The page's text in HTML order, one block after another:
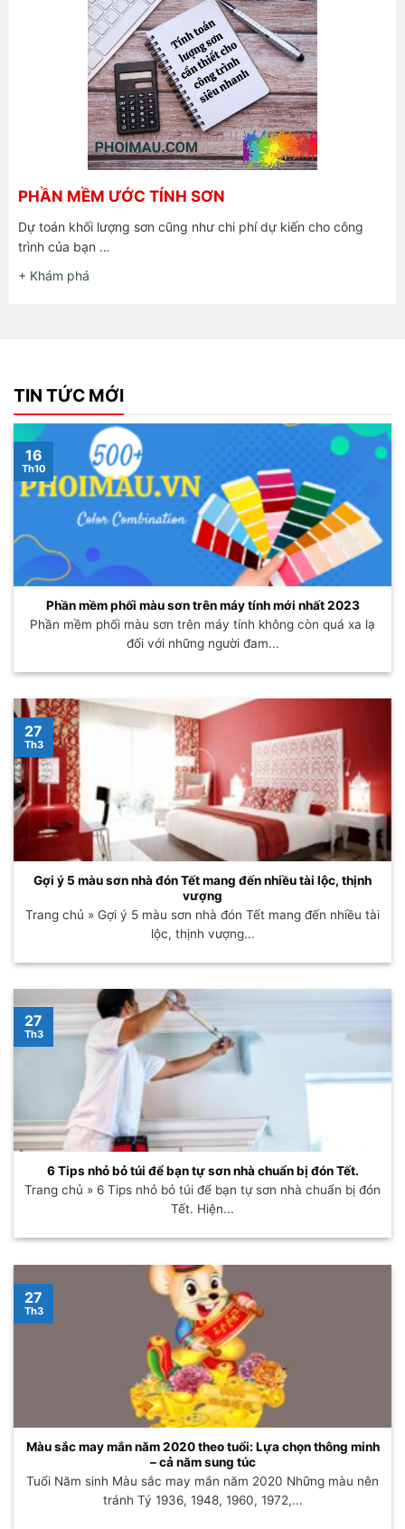
PHẦN MỀM ƯỚC TÍNH SƠN
Dự toán khối lượng sơn cũng như chi phí dự kiến cho công
trình của bạn …
+ Khám phá
TIN TỨC MỚI
Phần mềm phối màu sơn trên máy tính mới nhất 2023
Phần mềm phối màu sơn trên máy tính không còn quá xa lạ
đối với những người đam...
16
Th10
Gợi ý 5 màu sơn nhà đón Tết mang đến nhiều tài lộc, thịnh
vượng
Trang chủ » Gợi ý 5 màu sơn nhà đón Tết mang đến nhiều tài
lộc, thịnh vượng...
27
Th3
6 Tips nhỏ bỏ túi để bạn tự sơn nhà chuẩn bị đón Tết.
Trang chủ » 6 Tips nhỏ bỏ túi để bạn tự sơn nhà chuẩn bị đón
Tết. Hiện...
27
Th3
Màu sắc may mắn năm 2020 theo tuổi: Lựa chọn thông minh
– cả năm sung túc
Tuổi Năm sinh Màu sắc may mắn năm 2020 Những màu nên
tránh Tý 1936, 1948, 1960, 1972,...
27
Th3